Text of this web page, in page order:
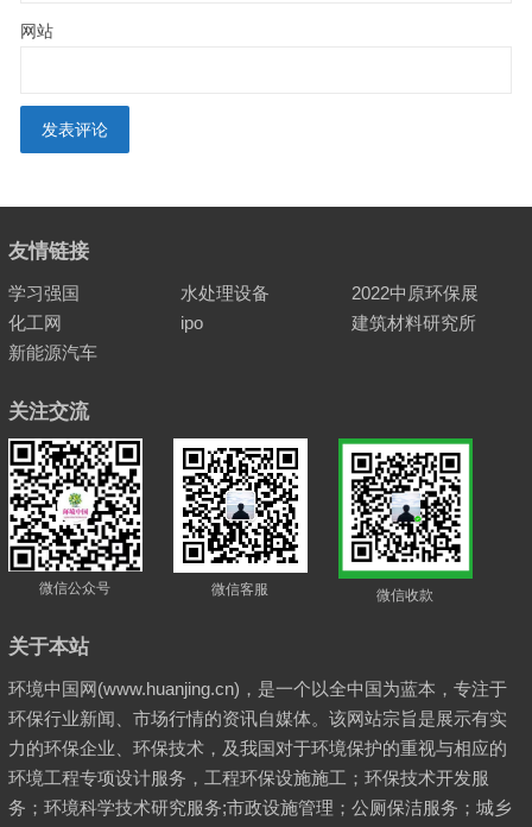
网站
友情链接
学习强国 水处理设备
2022中原环保展
化工网
ipo
建筑材料研究所
新能源汽车
关注交流
微信公众号 微信客服 微信收款
关于本站
环境中国网(www.huanjing.cn)，是一个以全中国为蓝本，专注于
环保行业新闻、市场行情的资讯自媒体。该网站宗旨是展示有实
力的环保企业、环保技术，及我国对于环境保护的重视与相应的
环境工程专项设计服务，工程环保设施施工；环保技术开发服
务；环境科学技术研究服务;市政设施管理；公厕保洁服务；城乡